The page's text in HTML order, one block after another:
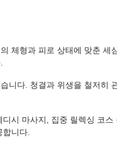
체형과 피로 상태에 맞춘 세
니다. 청결과 위생을 철저히
시 마사지, 집중 릴렉싱 코스
니다.